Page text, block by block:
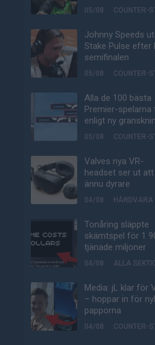
05/08 COUNTER-
Johnny Speeds
Stake Pulse efter
semifinalen
05/08 COUNTER-
Alla de 100 bästa
Premier-spelarna
enligt ny
05/08 COUNTER-
Valves nya VR-
headset ser ut att
ännu dyrare
04/08 HÅRDVARA
Tonåring släppte
skämtspel för 1
tjänade miljoner
04/08 ALLA
Media: jL klar för
– hoppar in för
papporna
04/08 COUNTER-